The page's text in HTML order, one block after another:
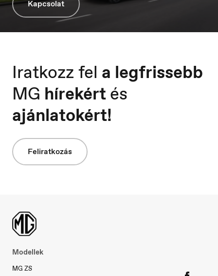
Luxembourg
Français
Macedonia
Македонски
Kapcsolat
Iratkozz fel a legfrissebb
MG hírekértés
ajánlatokért!
Feliratkozás
Modellek
MG ZS